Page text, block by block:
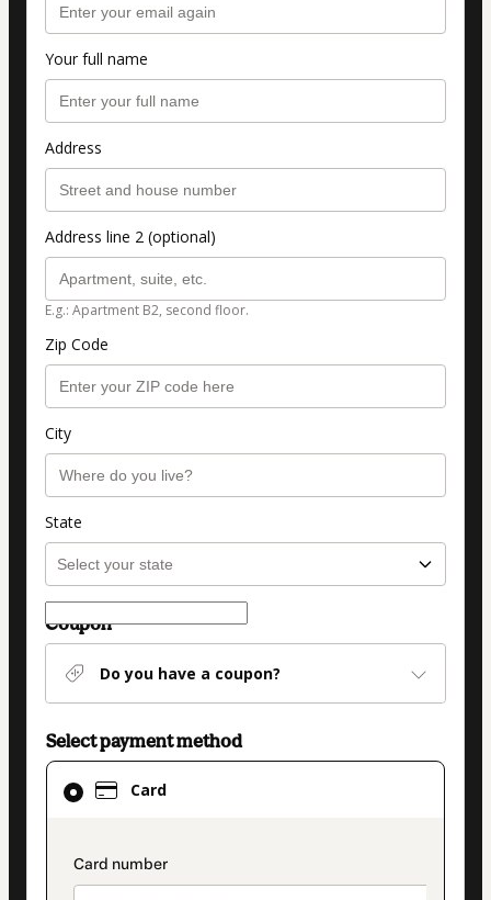
Your full name
Address
Address line 2 (optional)
E.g.: Apartment B2, second floor.
Zip Code
City
State
Coupon
Do you have a coupon?
Select payment method
Card
payment_data.section_title_v2
Card
selected
method